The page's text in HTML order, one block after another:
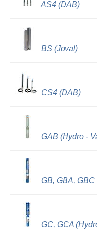
AS4 (DAB)
BS (Joval)
CS4 (DAB)
GAB (Hydro -
GB, GBA, GBC
GC, GCA